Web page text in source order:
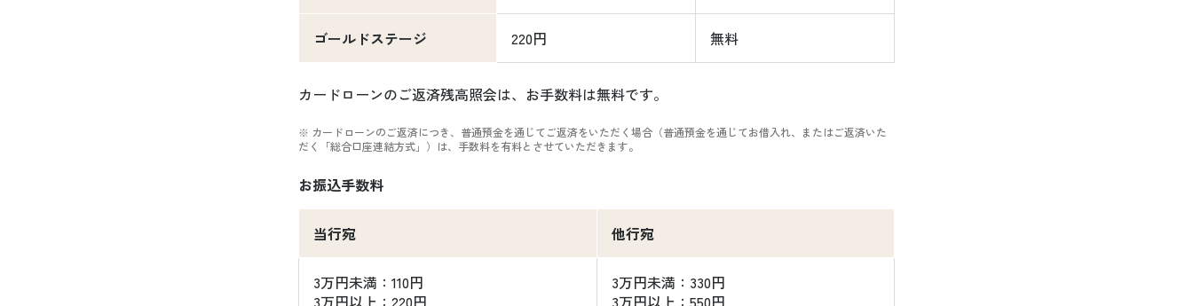
ゴールドステージ 220円 無料
カードローンのご返済残高照会は、お手数料は無料です。
※ カードローンのご返済につき、普通預金を通じてご返済をいただく場合（普通預金を通じてお借入れ、またはご返済いた
だく「総合口座連結方式」）は、手数料を有料とさせていただきます。
お振込手数料
当行宛 他行宛
3万円未満：110円
3万円以上：220円
3万円未満：330円
3万円以上：550円